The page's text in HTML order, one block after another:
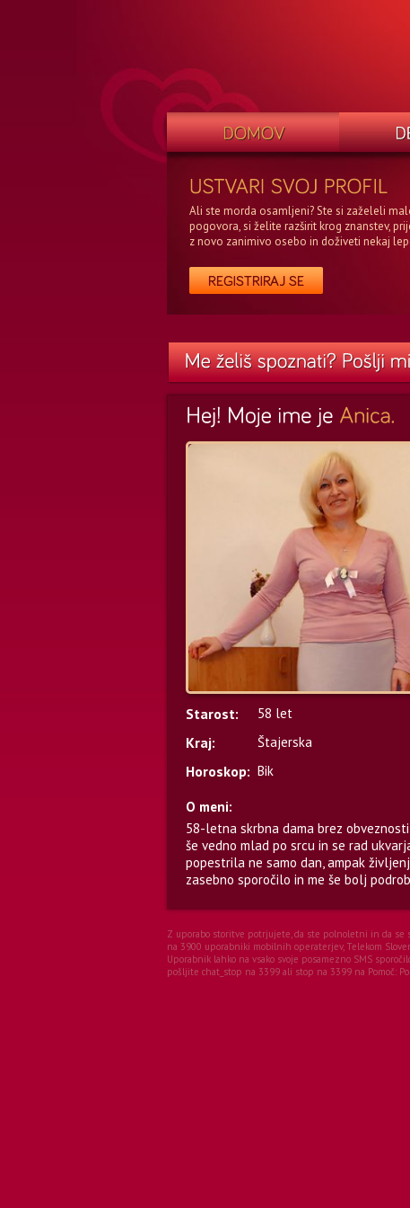
Ali ste morda osamljeni? Ste si zaželeli
pogovora, si želite razširit krog znanstev,
z novo zanimivo osebo in doživeti nekaj
Starost: 58 let
Kraj: Štajerska
Horoskop: Bik
O meni:
58-letna skrbna dama brez
še vedno mlad po srcu in se rad
popestrila ne samo dan, ampak
zasebno sporočilo in me še bolj
Z uporabo storitve potrjujete, da ste polnoletni in da se
na 3900 uporabniki mobilnih operaterjev, Telekom
Uporabnik lahko na vsako svoje posamezno SMS
pošljite chat_stop na 3399 ali stop na 3399 na Pomoč: